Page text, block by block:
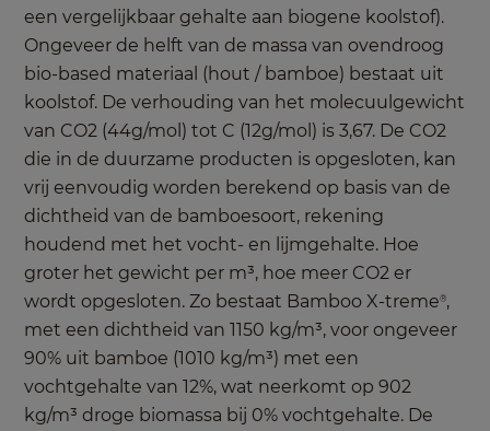
een vergelijkbaar gehalte aan biogene koolstof).
Ongeveer de helft van de massa van ovendroog
bio-based materiaal (hout / bamboe) bestaat uit
koolstof. De verhouding van het molecuulgewicht
van CO2 (44g/mol) tot C (12g/mol) is 3,67. De CO2
die in de duurzame producten is opgesloten, kan
vrij eenvoudig worden berekend op basis van de
dichtheid van de bamboesoort, rekening
houdend met het vocht- en lijmgehalte. Hoe
groter het gewicht per m³, hoe meer CO2 er
wordt opgesloten. Zo bestaat Bamboo X-treme®,
met een dichtheid van 1150 kg/m³, voor ongeveer
90% uit bamboe (1010 kg/m³) met een
vochtgehalte van 12%, wat neerkomt op 902
kg/m³ droge biomassa bij 0% vochtgehalte. De